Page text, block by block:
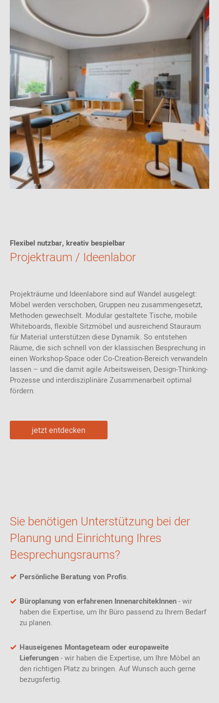
Flexibel nutzbar, kreativ bespielbar
Projektraum / Ideenlabor
Projekträume und Ideenlabore sind auf Wandel ausgelegt:
Möbel werden verschoben, Gruppen neu zusammengesetzt,
Methoden gewechselt. Modular gestaltete Tische, mobile
Whiteboards, flexible Sitzmöbel und ausreichend Stauraum
für Material unterstützen diese Dynamik. So entstehen
Räume, die sich schnell von der klassischen Besprechung in
einen Workshop-Space oder Co-Creation-Bereich verwandeln
lassen – und die damit agile Arbeitsweisen, Design-Thinking-
Prozesse und interdisziplinäre Zusammenarbeit optimal
fördern.
jetzt entdecken
Sie benötigen Unterstützung bei der
Planung und Einrichtung Ihres
Besprechungsraums?
Persönliche Beratung von Profis.
Büroplanung von erfahrenen InnenarchitekInnen- wir
haben die Expertise, um Ihr Büro passend zu Ihrem Bedarf
zu planen.
Hauseigenes Montageteam oder europaweite
Lieferungen- wir haben die Expertise, um Ihre Möbel an
den richtigen Platz zu bringen. Auf Wunsch auch gerne
bezugsfertig.